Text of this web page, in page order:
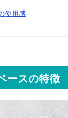
使用感
ースの特徴